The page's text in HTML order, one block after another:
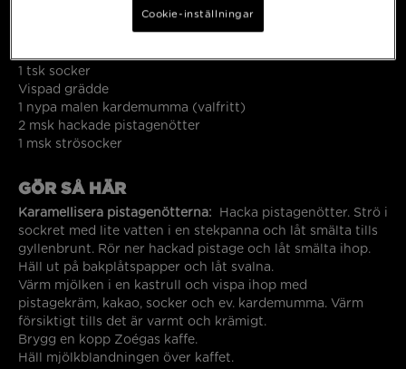
1 msk pistagekräm
1 tsk socker
Vispad grädde
1 nypa malen kardemumma (valfritt)
2 msk hackade pistagenötter
1 msk strösocker
GÖR SÅ HÄR
Karamellisera pistagenötterna: Hacka pistagenötter. Strö i
sockret med lite vatten i en stekpanna och låt smälta tills
gyllenbrunt. Rör ner hackad pistage och låt smälta ihop.
Häll ut på bakplåtspapper och låt svalna.
Värm mjölken i en kastrull och vispa ihop med
pistagekräm, kakao, socker och ev. kardemumma. Värm
försiktigt tills det är varmt och krämigt.
Brygg en kopp Zoégas kaffe.
Häll mjölkblandningen över kaffet.
Cookie-inställningar